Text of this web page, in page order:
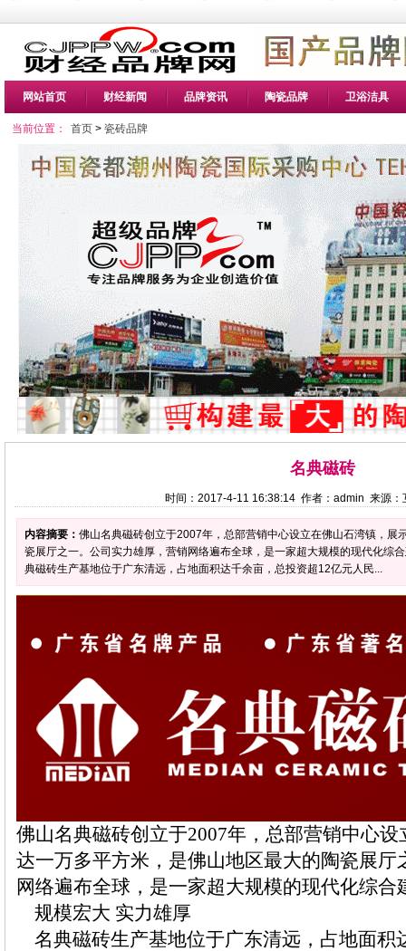
网站首页 财经新闻 品牌资讯 陶瓷品牌 卫浴洁具
当前位置： 首页 > 瓷砖品牌
名典磁砖
时间：2017-4-11 16:38:14 作者：admin 来源
内容摘要： 佛山名典磁砖创立于2007年，总部营销中心设立在佛山石湾镇，展
瓷展厅之一。公司实力雄厚，营销网络遍布全球，是一家超大规模的现代化综
典磁砖生产基地位于广东清远，占地面积达千余亩，总投资超12亿元人民...
佛山名典磁砖创立于2007年，总部营销中心
达一万多平方米，是佛山地区最大的陶瓷展
网络遍布全球，是一家超大规模的现代化综
规模宏大 实力雄厚
名典磁砖生产基地位于广东清远，占地面积